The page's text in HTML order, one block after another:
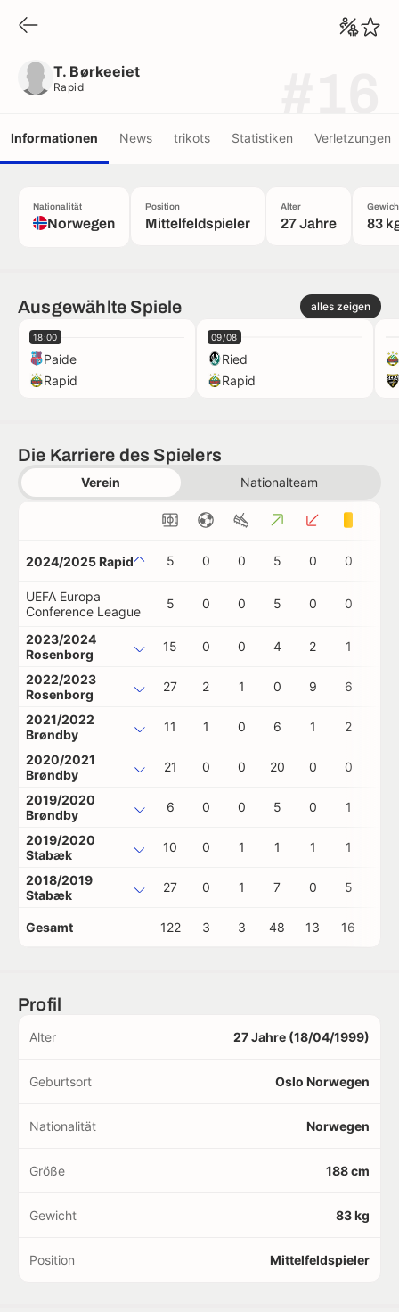
T. Børkeeiet
Rapid
Informationen News trikots Statistiken Verletzungen
Nationalität
Norwegen
Position
Mittelfeldspieler
Alter
27 Jahre 83
Ausgewählte Spiele alles zeigen
18:00
Paide
Rapid
09/08
Ried
Rapid
Die Karriere des Spielers
Verein Nationalteam
2024/2025 Rapid 5 0 0 5 0 0
UEFA Europa
Conference League
5 0 0 5 0 0
2023/2024
Rosenborg
15 0 0 4 2 1
2022/2023
Rosenborg
27 2 1 0 9 6
2021/2022
Brøndby
11 1 0 6 1 2
2020/2021
Brøndby
21 0 0 20 0 0
2019/2020
Brøndby
6 0 0 5 0 1
2019/2020
Stabæk
10 0 1 1 1 1
2018/2019
Stabæk
27 0 1 7 0 5
Gesamt 122 3 3 48 13 16
Profil
Alter 27 Jahre (18/04/1999)
Geburtsort Oslo Norwegen
Nationalität Norwegen
Größe 188 cm
Gewicht 83 kg
Position Mittelfeldspieler